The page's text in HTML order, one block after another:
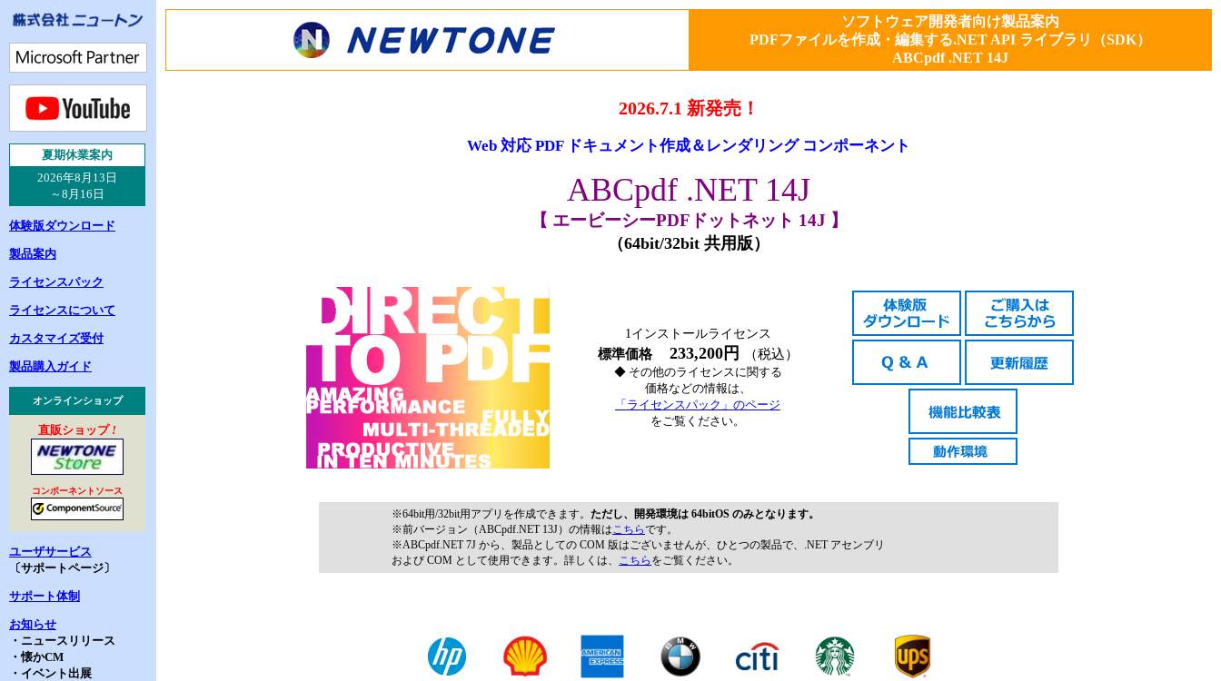
夏期休業案内
2026年8月13日
～8月16日
体験版ダウンロード
製品案内
ライセンスパック
ライセンスについて
カスタマイズ受付
製品購入ガイド
オンラインショップ
直販ショップ!
コンポーネントソース
ユーザサービス
〔サポートページ〕
サポート体制
お知らせ
・ニュースリリース
・懐かCM
・イベント出展
ソフトウェア開発者向け製品案内
PDFファイルを作成・編集する.NET API ライブラリ（SDK）
ABCpdf .NET 14J
2026.7.1 新発売！
Web 対応 PDF ドキュメント作成＆レンダリング コンポーネント
ABCpdf .NET 14J
【 エービーシーPDFドットネット 14J 】
（64bit/32bit 共用版）
1インストールライセンス
標準価格 233,200円 （税込）
◆ その他のライセンスに関する
価格などの情報は、
「ライセンスパック」のページ
をご覧ください。
※64bit用/32bit用アプリを作成できます。 ただし、開発環境は 64bitOS のみとなります。
※前バージョン（ABCpdf.NET 13J）の情報はこちらです。
※ABCpdf.NET 7J から、製品としての COM 版はございませんが、ひとつの製品で、.NET アセンブリ
および COM として使用できます。詳しくは、 こちら をご覧ください。